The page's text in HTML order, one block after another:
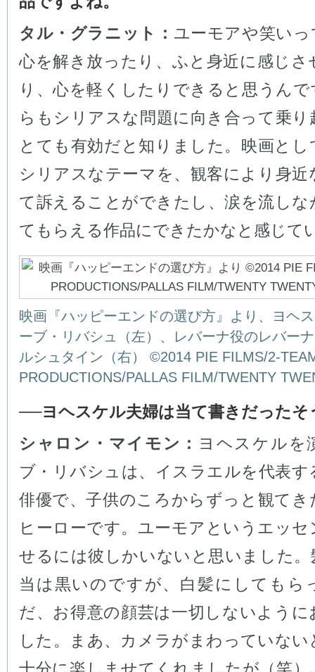
タル・グラニット： ユーモアや笑いっ
心を解き放ったり、ふと身近に感じさ
り、心を軽くしたりできると思うんで
らもシリアスな問題に向き合って乗り
とても有効だと知りました。映画とし
シリアスなテーマを、観客により身近
て訴えることができたし、涙を流しな
てもらえる作品にできたかなと感じて
映画『ハッピーエンドの選び方』より、ヨヘ
ーブ・リバシュ（左）、レバーナ役のレバー
ルシュタイン（右） ©2014 PIE FILMS/2-
PRODUCTIONS/PALLAS FILM/TWENTY
──ヨヘスケル夫婦は当て書きだったそ
シャロン・マイモン： ヨヘスケルを
ブ・リバシュは、イスラエルを代表す
俳優で、子供のころからずっと観てき
ヒーローです。ユーモアというエッセ
せるには彼しかいないと思いました。
当は黒いのですが、白髪にしてもら
だ、お得意の顔芸は一切しないように
した。まあ、カメラがまわっていない